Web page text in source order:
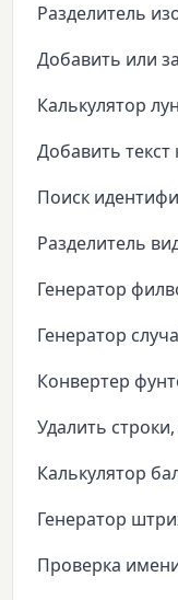
Разделитель
Добавить или
Калькулятор
Добавить
Поиск
Разделитель
Генератор
Генератор
Конвертер
Удалить
Калькулятор
Генератор
Проверка